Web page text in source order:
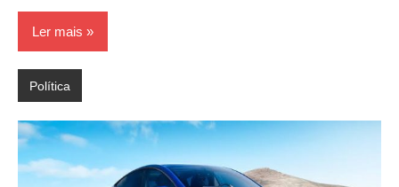
Ler mais
Política